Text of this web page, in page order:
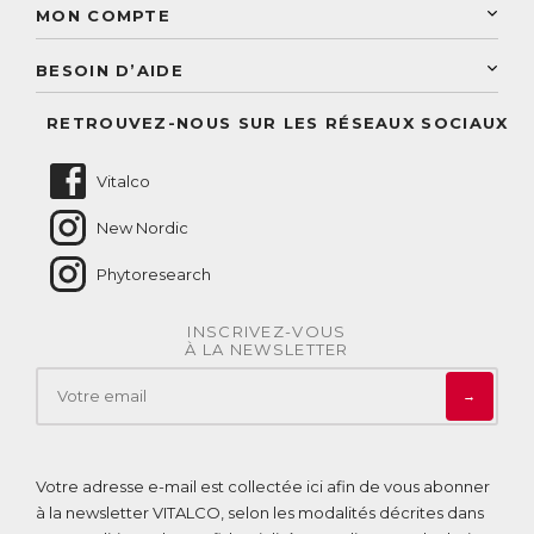
Paiement sécurisé
Conseils personnalisés
Conseil personnalisé
MON COMPTE
BESOIN D’AIDE
RETROUVEZ-NOUS SUR LES RÉSEAUX SOCIAUX
Vitalco
New Nordic
Phytoresearch
INSCRIVEZ-VOUS
À LA NEWSLETTER
→
Votre adresse e-mail est collectée ici afin de vous abonner
à la newsletter VITALCO, selon les modalités décrites dans